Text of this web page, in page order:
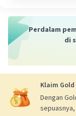
Perdalam
di
Klaim
Dengan
sepuasnya,